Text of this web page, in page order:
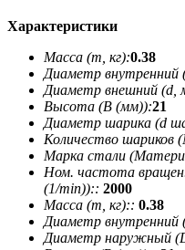
Характеристики
Масса (m, кг):0.38
Диаметр внутренний
Диаметр внешний (d,
Высота (В (мм)):21
Диаметр шарика (d
Количество шариков
Марка стали
Ном. частота вращен.
(1/min)):: 2000
Масса (m, кг):: 0.38
Диаметр внутренний
Диаметр наружный